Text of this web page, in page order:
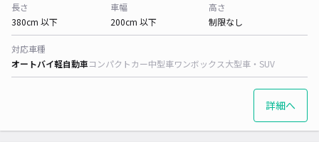
長さ
380cm 以下
車幅
200cm 以下
高さ
制限なし
対応車種
オートバイ軽自動車コンパクトカー中型車ワンボックス大型車・SUV
詳細へ